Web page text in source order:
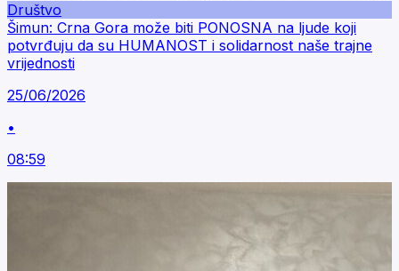
Društvo
Šimun: Crna Gora može biti PONOSNA na ljude koji
potvrđuju da su HUMANOST i solidarnost naše trajne
vrijednosti
25/06/2026
•
08:59